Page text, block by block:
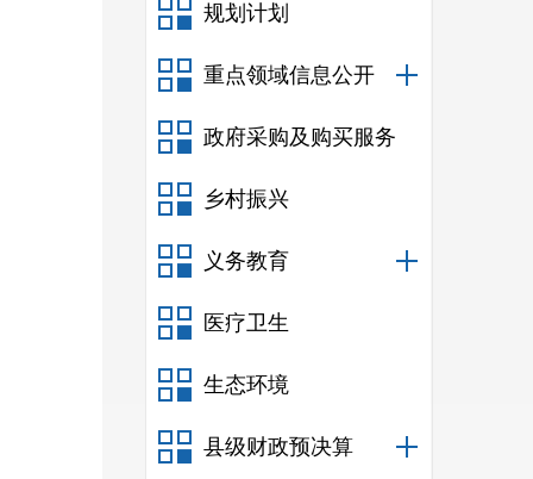
规划计划
重点领域信息公开
政府采购及购买服务
乡村振兴
义务教育
医疗卫生
生态环境
县级财政预决算